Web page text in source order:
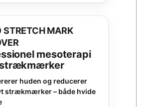
STRETCH MARK
mesoterapi
huden og reducerer
strækmærker – både hvide